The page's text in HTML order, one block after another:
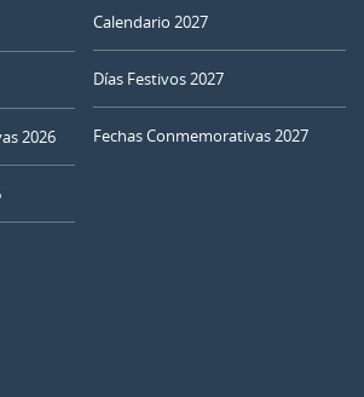
2026
Calendario 2027
Días Festivos 2027
Fechas Conmemorativas 2027